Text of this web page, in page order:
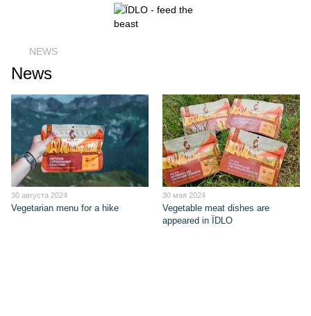
NEWS
News
30 августа 2024
Vegetarian menu for a hike
30 мая 2024
Vegetable meat dishes are
appeared in ЇDLO